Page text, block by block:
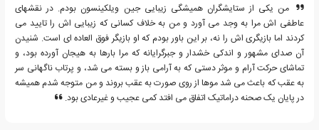
من یکی از ستایشگران همیشگی زیبایی جین ویلکینسون بودم. در نقشهای
عاطفی اش مرا به وجد می آورد و من به خلاف کسانی که زیبایی اش را تایید می
کردند اما بازیگری اش را نه، بر این باور بودم که او بازیگر فوق العاده ای است. شنیدن
آن صدای مشهور و اندکی خشدار و جبرگرایانه که مرا بارها به هیجان آورده بود، و
تماشای حرکت آرام و موثر دستی که به آرامی باز و بسته می شد، و پرتاب ناگهانی سر
به عقب که باعث می شد موها از روی صورت به عقب بروند و من متوجه شدم همیشه
در پایان یک صحنه دراماتیک اتفاق می افتد کمی عجیب و غیرعادی بود.